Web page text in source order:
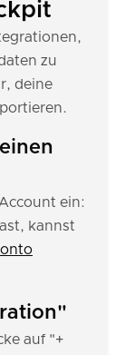
zu
deine
ein:
kannst
auf "+